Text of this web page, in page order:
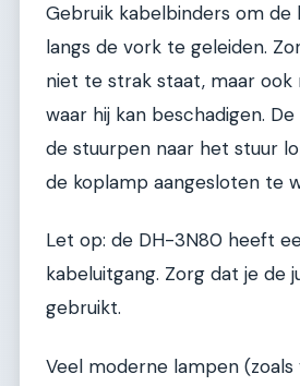
Gebruik kabelbinders om de
langs de vork te geleiden.
niet te strak staat, maar ook
waar hij kan beschadigen.
de stuurpen naar het stuur
de koplamp aangesloten te
Let op: de DH-3N80 heeft
kabeluitgang. Zorg dat je de
gebruikt.
Veel moderne lampen (zoals